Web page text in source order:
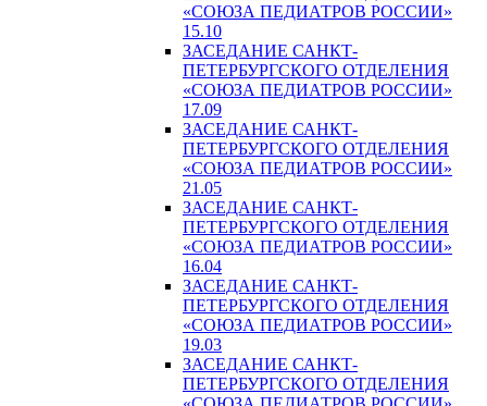
«СОЮЗА ПЕДИАТРОВ РОССИИ»
15.10
ЗАСЕДАНИЕ САНКТ-
ПЕТЕРБУРГСКОГО ОТДЕЛЕНИЯ
«СОЮЗА ПЕДИАТРОВ РОССИИ»
17.09
ЗАСЕДАНИЕ САНКТ-
ПЕТЕРБУРГСКОГО ОТДЕЛЕНИЯ
«СОЮЗА ПЕДИАТРОВ РОССИИ»
21.05
ЗАСЕДАНИЕ САНКТ-
ПЕТЕРБУРГСКОГО ОТДЕЛЕНИЯ
«СОЮЗА ПЕДИАТРОВ РОССИИ»
16.04
ЗАСЕДАНИЕ САНКТ-
ПЕТЕРБУРГСКОГО ОТДЕЛЕНИЯ
«СОЮЗА ПЕДИАТРОВ РОССИИ»
19.03
ЗАСЕДАНИЕ САНКТ-
ПЕТЕРБУРГСКОГО ОТДЕЛЕНИЯ